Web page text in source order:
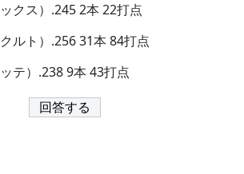
クス）.245 2本 22打点
ルト）.256 31本 84打点
テ）.238 9本 43打点